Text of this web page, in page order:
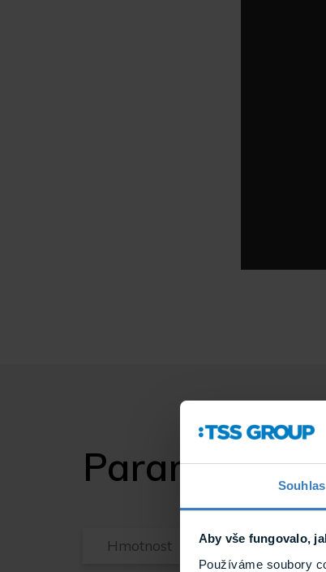
Souhlas
Aby vše fungovalo,
Používáme soubory
Parametry
Hmotnost